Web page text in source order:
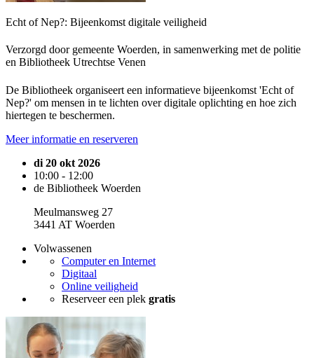
Echt of Nep?: Bijeenkomst digitale veiligheid
Verzorgd door gemeente Woerden, in samenwerking met de politie
en Bibliotheek Utrechtse Venen
De Bibliotheek organiseert een informatieve bijeenkomst 'Echt of
Nep?' om mensen in te lichten over digitale oplichting en hoe zich
hiertegen te beschermen.
Meer informatie en reserveren
di 20 okt 2026
10:00 - 12:00
de Bibliotheek Woerden
Meulmansweg 27
3441 AT Woerden
Volwassenen
Computer en Internet
Digitaal
Online veiligheid
Reserveer een plek gratis